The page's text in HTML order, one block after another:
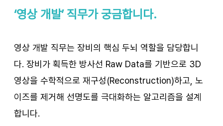
‘영상 개발’ 직무가 궁금합니다.
영상 개발 직무는 장비의 핵심 두뇌 역할을 담당합니
다. 장비가 획득한 방사선 Raw Data를 기반으로 3D
영상을 수학적으로 재구성(Reconstruction)하고, 노
이즈를 제거해 선명도를 극대화하는 알고리즘을 설계
합니다.